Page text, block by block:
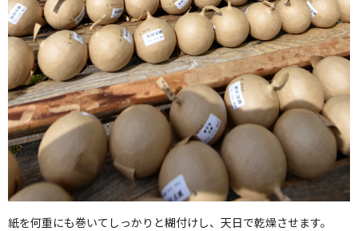
紙を何重にも巻いてしっかりと糊付けし、天日で乾燥させます。